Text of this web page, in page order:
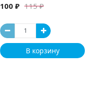
115 ₽
100 ₽
В корзину